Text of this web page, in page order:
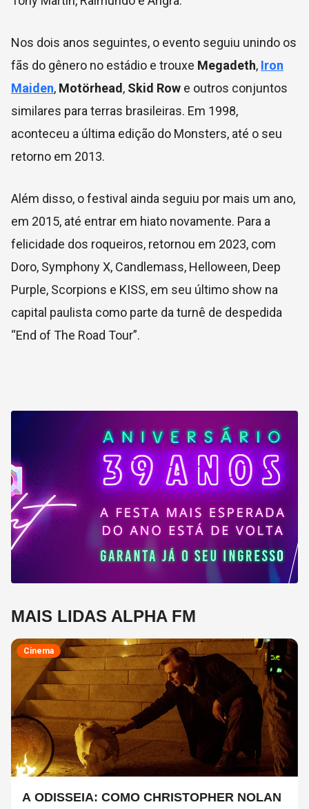
Nos dois anos seguintes, o evento seguiu unindo os
fãs do gênero no estádio e trouxe Megadeth, Iron
Maiden, Motörhead, Skid Row e outros conjuntos
similares para terras brasileiras. Em 1998,
aconteceu a última edição do Monsters, até o seu
retorno em 2013.
Além disso, o festival ainda seguiu por mais um ano,
em 2015, até entrar em hiato novamente. Para a
felicidade dos roqueiros, retornou em 2023, com
Doro, Symphony X, Candlemass, Helloween, Deep
Purple, Scorpions e KISS, em seu último show na
capital paulista como parte da turnê de despedida
“End of The Road Tour”.
MAIS LIDAS ALPHA FM
Cinema
A ODISSEIA: COMO CHRISTOPHER NOLAN